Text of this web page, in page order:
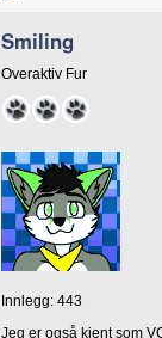
Smiling
Overaktiv Fur
Innlegg: 443
Jeg er også kjent som